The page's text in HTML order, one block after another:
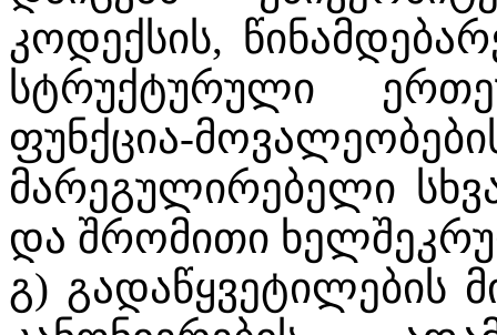
კოდექსის,
სტრუქტურული
ფუნქცია-
მარეგულირებელი
და შრომითი
გ) გადაწყვეტილების